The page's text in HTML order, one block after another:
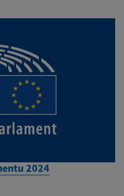
2024